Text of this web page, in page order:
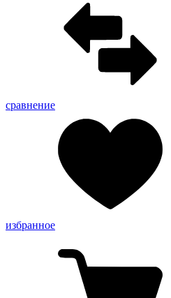
сравнение
избранное